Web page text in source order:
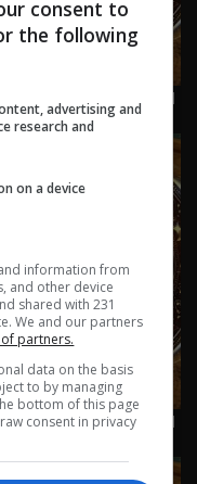
اسرار الفلك مع جاكلين عقيقي | من ١٨ الى
اسرار الفلك مع جاكلين عقيقي | من ١١ الى
consent to
the following
advertising and
research and
on a device
information from
and other device
shared with 231
We and our partners
of partners.
data on the basis
to by managing
bottom of this page
consent in privacy